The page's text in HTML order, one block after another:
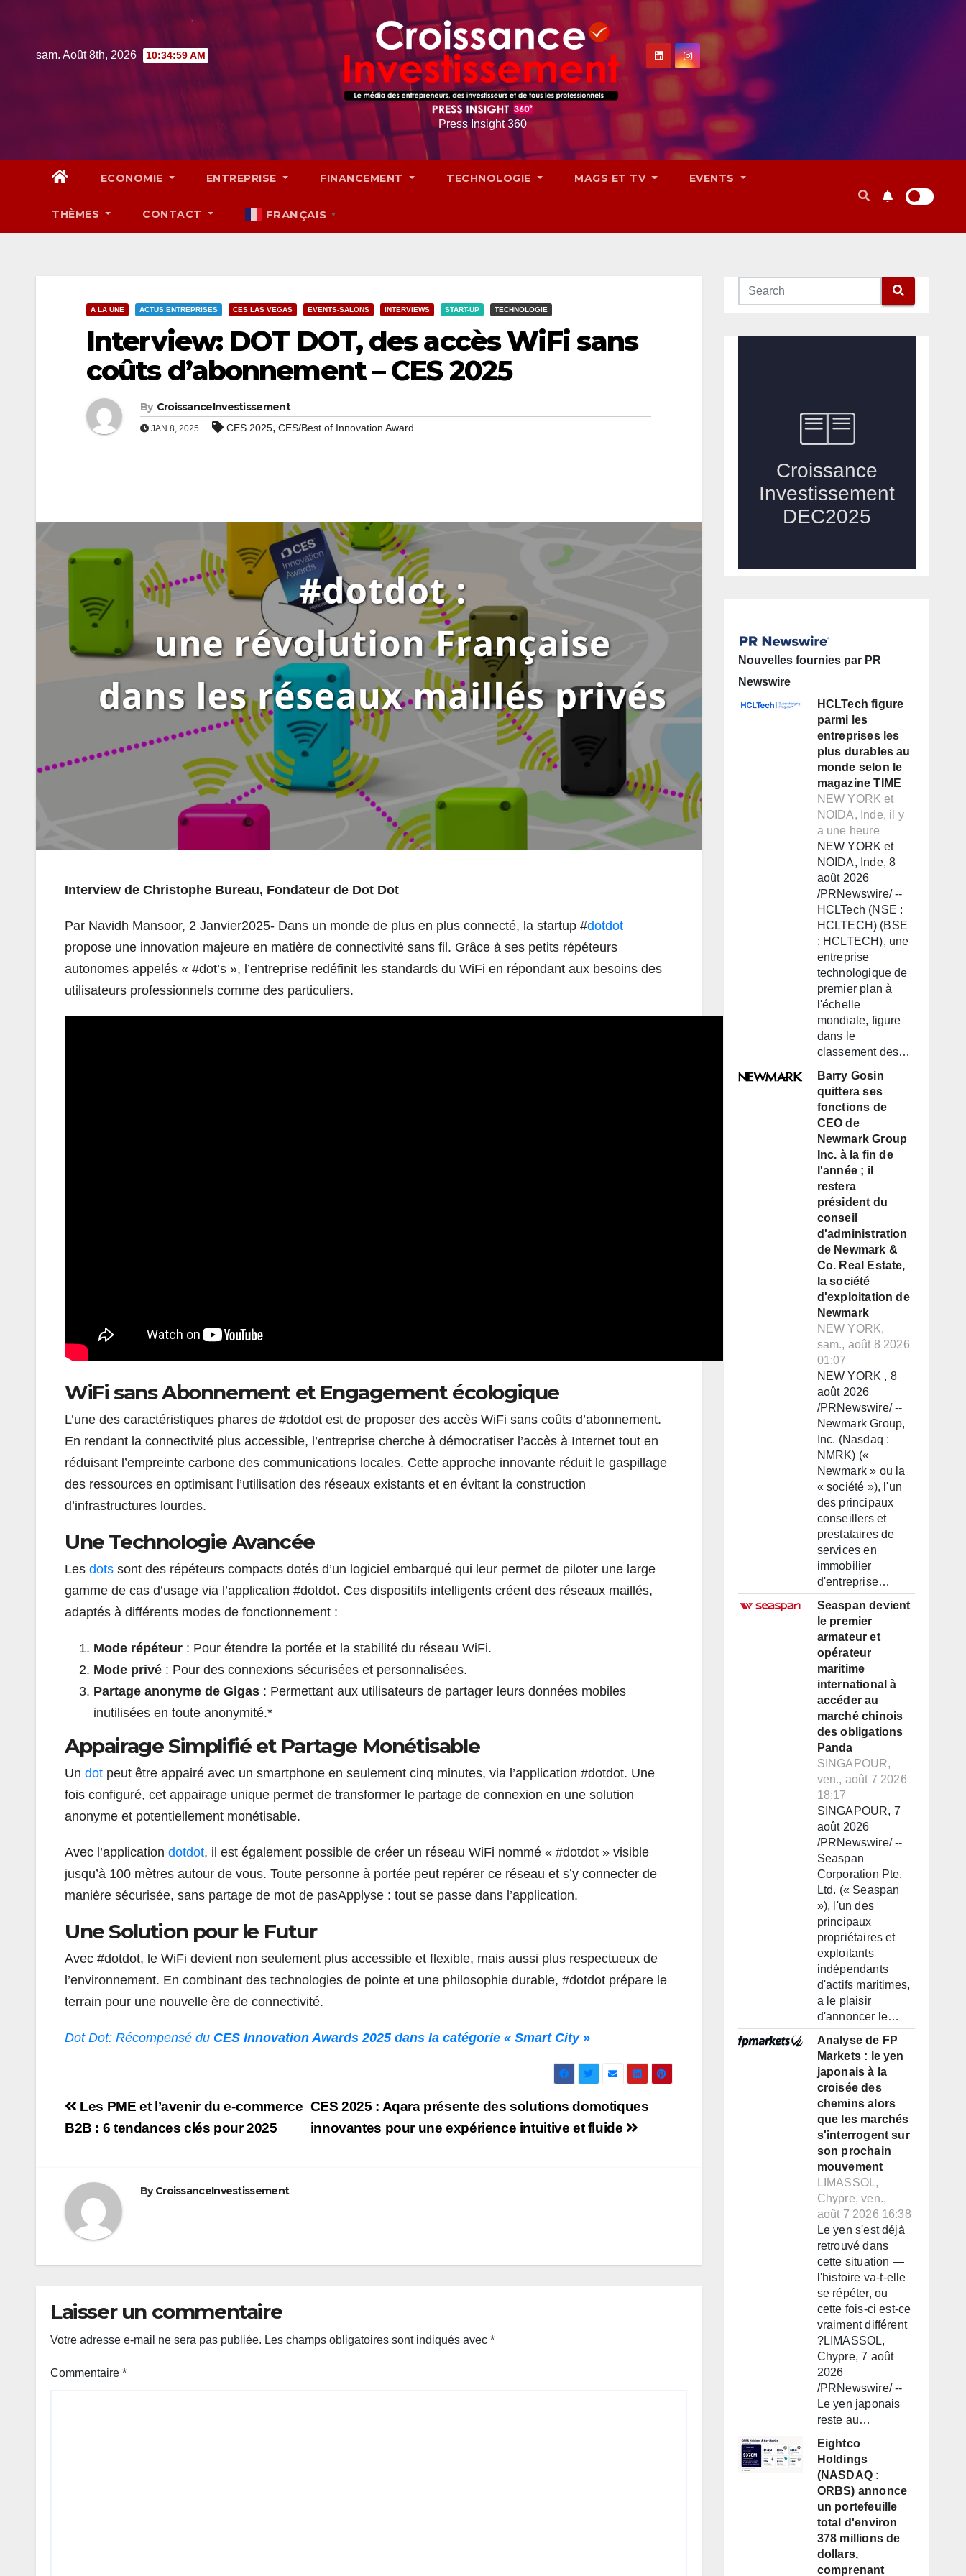
contentsam. Août 8th, 2026 10:35:00 AM
Press Insight 360
ECONOMIE ENTREPRISE FINANCEMENT TECHNOLOGIE MAGS ET TV EVENTS
THÈMES CONTACT FRANÇAIS ▼
A LA UNE ACTUS ENTREPRISES CES LAS VEGAS EVENTS-SALONS INTERVIEWS START-UP TECHNOLOGIE
Interview: DOT DOT, des accès WiFi sans
coûts d’abonnement – CES 2025
By CroissanceInvestissement
JAN 8, 2025 CES 2025, CES/Best of Innovation Award
Interview de Christophe Bureau, Fondateur de Dot Dot
Par Navidh Mansoor, 2 Janvier2025- Dans un monde de plus en plus connecté, la startup #dotdot
propose une innovation majeure en matière de connectivité sans fil. Grâce à ses petits répéteurs
autonomes appelés « #dot’s », l’entreprise redéfinit les standards du WiFi en répondant aux besoins des
utilisateurs professionnels comme des particuliers.
WiFi sans Abonnement et Engagement écologique
L’une des caractéristiques phares de #dotdot est de proposer des accès WiFi sans coûts d’abonnement.
En rendant la connectivité plus accessible, l’entreprise cherche à démocratiser l’accès à Internet tout en
réduisant l’empreinte carbone des communications locales. Cette approche innovante réduit le gaspillage
des ressources en optimisant l’utilisation des réseaux existants et en évitant la construction
d’infrastructures lourdes.
Une Technologie Avancée
Les dots sont des répéteurs compacts dotés d’un logiciel embarqué qui leur permet de piloter une large
gamme de cas d’usage via l’application #dotdot. Ces dispositifs intelligents créent des réseaux maillés,
adaptés à différents modes de fonctionnement :
Mode répéteur : Pour étendre la portée et la stabilité du réseau WiFi.
Mode privé : Pour des connexions sécurisées et personnalisées.
Partage anonyme de Gigas : Permettant aux utilisateurs de partager leurs données mobiles
inutilisées en toute anonymité.*
Appairage Simplifié et Partage Monétisable
Un dot peut être appairé avec un smartphone en seulement cinq minutes, via l’application #dotdot. Une
fois configuré, cet appairage unique permet de transformer le partage de connexion en une solution
anonyme et potentiellement monétisable.
Avec l’application dotdot, il est également possible de créer un réseau WiFi nommé « #dotdot » visible
jusqu’à 100 mètres autour de vous. Toute personne à portée peut repérer ce réseau et s’y connecter de
manière sécurisée, sans partage de mot de pasApplyse : tout se passe dans l’application.
Une Solution pour le Futur
Avec #dotdot, le WiFi devient non seulement plus accessible et flexible, mais aussi plus respectueux de
l’environnement. En combinant des technologies de pointe et une philosophie durable, #dotdot prépare le
terrain pour une nouvelle ère de connectivité.
Dot Dot: Récompensé du CES Innovation Awards 2025 dans la catégorie « Smart City »
Navigation
de
CES 2025 : Aqara présente des solutions domotiques
innovantes pour une expérience intuitive et fluide
Les PME et l’avenir du e-commerce
B2B : 6 tendances clés pour 2025
ByCroissanceInvestissement
Laisser un commentaire
Votre adresse e-mail ne sera pas publiée. Les champs obligatoires sont indiqués avec *
Commentaire *
Nouvelles fournies par PR
Newswire
HCLTech figure
parmi les
entreprises les
plus durables au
monde selon le
magazine TIME
NEW YORK et
NOIDA, Inde, il y
a une heure
NEW YORK et
NOIDA, Inde, 8
août 2026
/PRNewswire/ --
HCLTech (NSE :
HCLTECH) (BSE
: HCLTECH), une
entreprise
technologique de
premier plan à
l'échelle
mondiale, figure
dans le
classement des…
Barry Gosin
quittera ses
fonctions de
CEO de
Newmark Group
Inc. à la fin de
l'année ; il
restera
président du
conseil
d'administration
de Newmark &
Co. Real Estate,
la société
d'exploitation de
Newmark
NEW YORK,
sam., août 8 2026
01:07
NEW YORK , 8
août 2026
/PRNewswire/ --
Newmark Group,
Inc. (Nasdaq :
NMRK) («
Newmark » ou la
« société »), l'un
des principaux
conseillers et
prestataires de
services en
immobilier
d'entreprise…
Seaspan devient
le premier
armateur et
opérateur
maritime
international à
accéder au
marché chinois
des obligations
Panda
SINGAPOUR,
ven., août 7 2026
18:17
SINGAPOUR, 7
août 2026
/PRNewswire/ --
Seaspan
Corporation Pte.
Ltd. (« Seaspan
»), l'un des
principaux
propriétaires et
exploitants
indépendants
d'actifs maritimes,
a le plaisir
d'annoncer le…
Analyse de FP
Markets : le yen
japonais à la
croisée des
chemins alors
que les marchés
s'interrogent sur
son prochain
mouvement
LIMASSOL,
Chypre, ven.,
août 7 2026 16:38
Le yen s'est déjà
retrouvé dans
cette situation —
l'histoire va-t-elle
se répéter, ou
cette fois-ci est-ce
vraiment différent
?LIMASSOL,
Chypre, 7 août
2026
/PRNewswire/ --
Le yen japonais
reste au…
Eightco
Holdings
(NASDAQ :
ORBS) annonce
un portefeuille
total d'environ
378 millions de
dollars,
comprenant